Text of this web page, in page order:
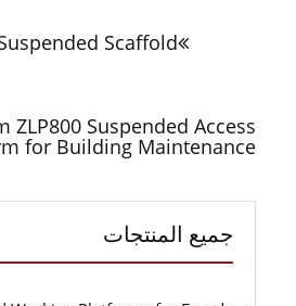
Scaffold
ZLP800 Suspended Access
for Building Maintenance
جميع المنتجات